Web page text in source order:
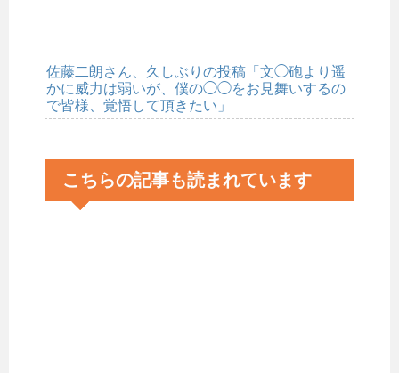
佐藤二朗さん、久しぶりの投稿「文◯砲より遥
かに威力は弱いが、僕の◯◯をお見舞いするの
で皆様、覚悟して頂きたい」
こちらの記事も読まれています